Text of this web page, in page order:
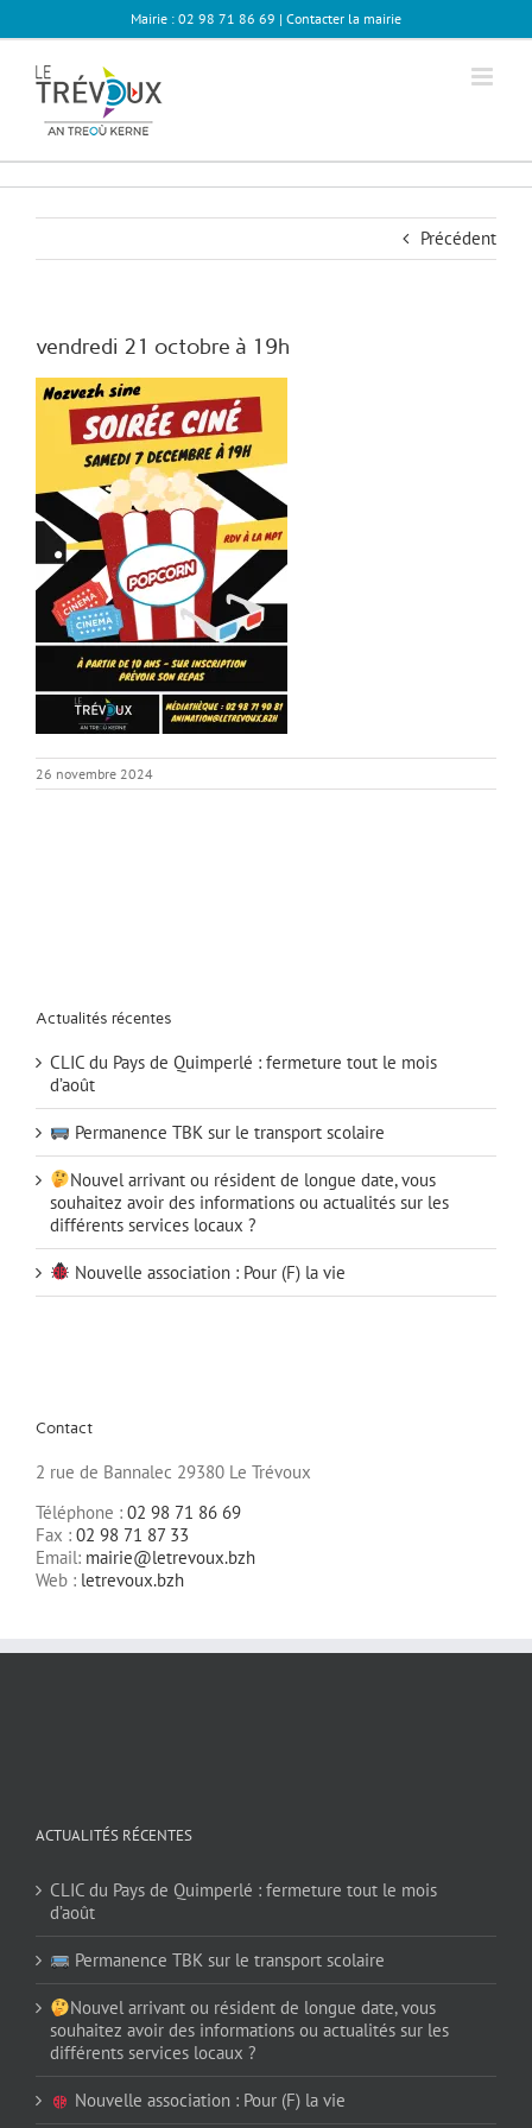
au
Mairie : 02 98 71 86 69 | Contacter la mairie
Précédent
vendredi 21 octobre à 19h
26 novembre 2024
Actualités récentes
CLIC du Pays de Quimperlé : fermeture tout le mois
d’août
Permanence TBK sur le transport scolaire
Nouvel arrivant ou résident de longue date, vous
souhaitez avoir des informations ou actualités sur les
différents services locaux ?
Nouvelle association : Pour (F) la vie
Contact
2 rue de Bannalec 29380 Le Trévoux
Téléphone : 02 98 71 86 69
Fax : 02 98 71 87 33
Email: mairie@letrevoux.bzh
Web : letrevoux.bzh
ACTUALITÉS RÉCENTES
CLIC du Pays de Quimperlé : fermeture tout le mois
d’août
Permanence TBK sur le transport scolaire
Nouvel arrivant ou résident de longue date, vous
souhaitez avoir des informations ou actualités sur les
différents services locaux ?
Nouvelle association : Pour (F) la vie